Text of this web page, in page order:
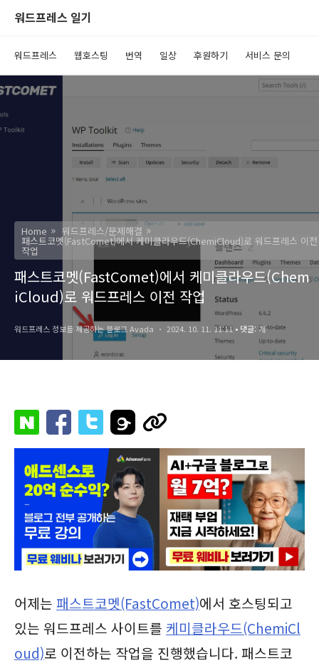
워드프레스 일기
워드프레스 웹호스팅 번역 일상 후원하기 서비스 문의
Home 워드프레스/문제해결
패스트코멧(FastComet)에서 케미클라우드(ChemiCloud)로 워드프레스 이전
작업
패스트코멧(FastComet)에서 케미클라우드(Chem
iCloud)로 워드프레스 이전 작업
워드프레스 정보를 제공하는 블로그 Avada 2024. 10. 11. 11:11 • 댓글: 개
어제는 패스트코멧(FastComet)에서 호스팅되고
있는 워드프레스 사이트를 케미클라우드(ChemiCl
oud)로 이전하는 작업을 진행했습니다. 패스트코